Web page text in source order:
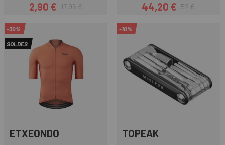
Prix
2,90 €Prix habituel
17,95 €
Prix
44,20 €Prix habituel
52 €
-30%
SOLDES
ETXEONDO
-10%
TOPEAK